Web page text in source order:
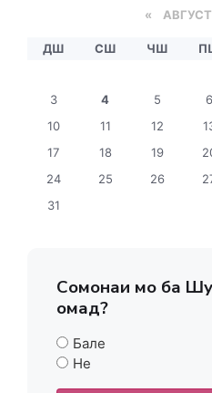
«
ДШ СШ ЧШ
3
4 5 6
10
11 12
17
18 19
24
25 26
31
Сомонаи мо ба
омад?
Бале
Не